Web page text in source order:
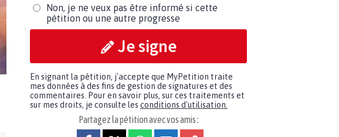
Non, je ne veux pas être informé si cette
pétition ou une autre progresse
Je signe
En signant la pétition, j'accepte que MyPetition traite
mes données à des fins de gestion de signatures et des
commentaires. Pour en savoir plus, sur ces traitements et
sur mes droits, je consulte les conditions d'utilisation.
Partagez la pétition avec vos amis :